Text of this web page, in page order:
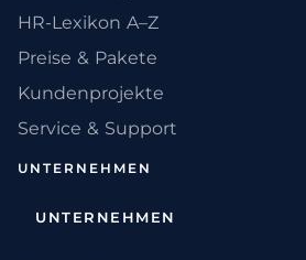
HR-Lexikon A–Z
Preise & Pakete
Kundenprojekte
Service & Support
UNTERNEHMEN
UNTERNEHMEN